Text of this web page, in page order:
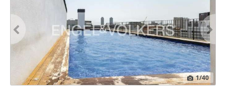
1/40